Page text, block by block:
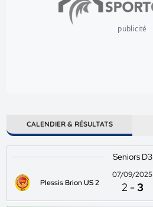
publicité
CALENDIER & RÉSULTATS
Seniors D3
Plessis Brion US 2
07/09/2025
2 -3